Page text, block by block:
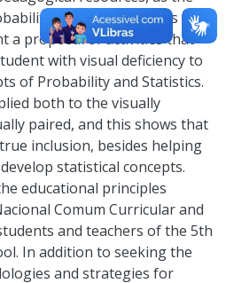
and Statistics. This
a proposal of activities that
with visual deficiency to
of Probability and Statistics.
both to the visually
paired, and this shows that
inclusion, besides helping
statistical concepts.
educational principles
Comum Curricular and
and teachers of the 5th
In addition to seeking the
and strategies for